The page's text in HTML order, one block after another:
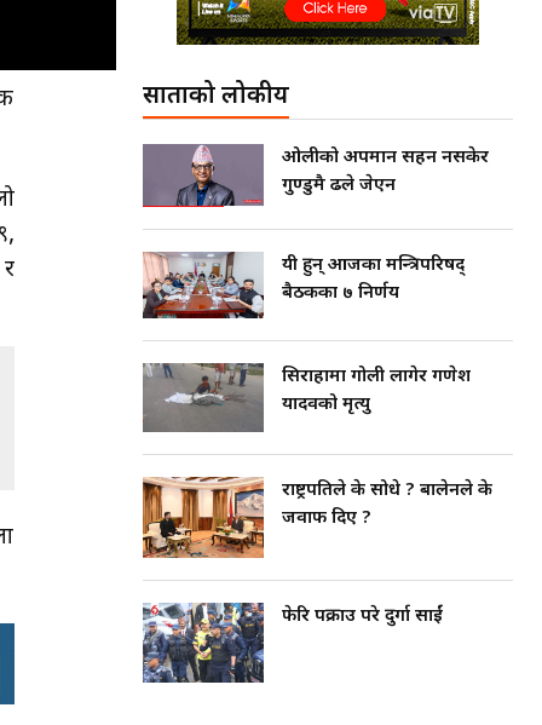
साताको लोकप्रीय
ओलीको अपमान सहन नसकेर
गुण्डुमै ढले जेएन
यी हुन् आजका मन्त्रिपरिषद्
बैठकका ७ निर्णय
सिराहामा गोली लागेर गणेश
यादवको मृत्यु
राष्ट्रपतिले के सोधे ? बालेनले के
जवाफ दिए ?
फेरि पक्राउ परे दुर्गा प्रसाईं